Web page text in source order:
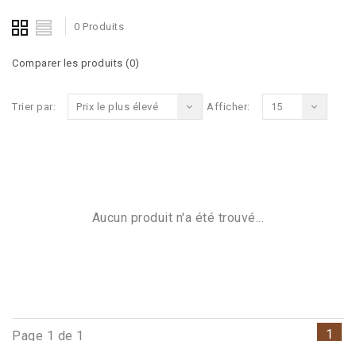
0 Produits
Comparer les produits (0)
Trier par: Prix le plus élevé Afficher: 15
Aucun produit n'a été trouvé...
Page 1 de 1 1